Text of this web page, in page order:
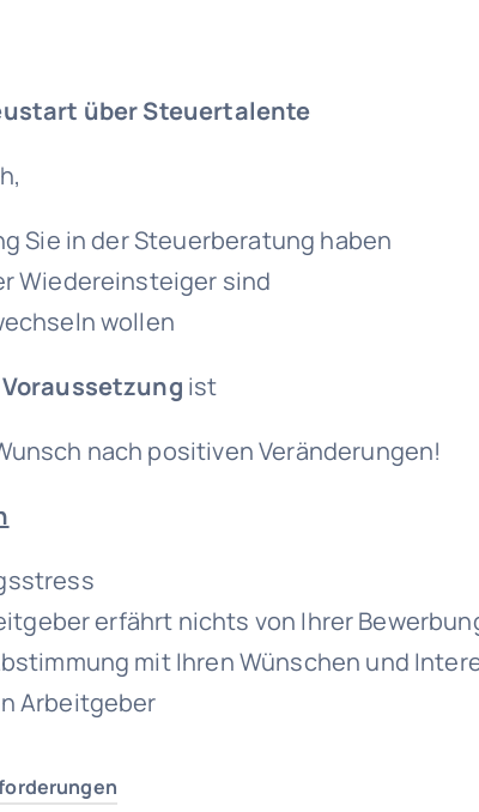
über Steuertalente
Sie in der Steuerberatung haben
Wiedereinsteiger sind
wollen
Voraussetzung ist
nach positiven Veränderungen!
erfährt nichts von Ihrer
mit Ihren Wünschen und
Arbeitgeber